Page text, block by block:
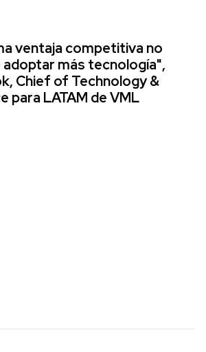
ventaja competitiva no
adoptar más tecnología",
Chief of Technology &
para LATAM de VML